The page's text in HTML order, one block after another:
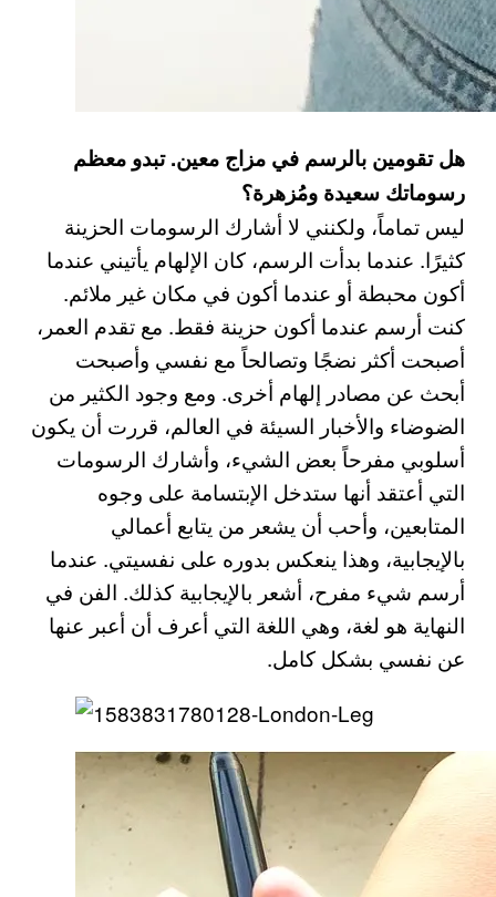
هل تقومين بالرسم في مزاج معين. تبدو معظم
رسوماتك سعيدة ومُزهرة؟
ليس تماماً، ولكنني لا أشارك الرسومات الحزينة
كثيرًا. عندما بدأت الرسم، كان الإلهام يأتيني عندما
أكون محبطة أو عندما أكون في مكان غير ملائم.
كنت أرسم عندما أكون حزينة فقط. مع تقدم العمر،
أصبحت أكثر نضجًا وتصالحاً مع نفسي وأصبحت
أبحث عن مصادر إلهام أخرى. ومع وجود الكثير من
الضوضاء والأخبار السيئة في العالم، قررت أن يكون
أسلوبي مفرحاً بعض الشيء، وأشارك الرسومات
التي أعتقد أنها ستدخل الإبتسامة على وجوه
المتابعين، وأحب أن يشعر من يتابع أعمالي
بالإيجابية، وهذا ينعكس بدوره على نفسيتي. عندما
أرسم شيء مفرح، أشعر بالإيجابية كذلك. الفن في
النهاية هو لغة، وهي اللغة التي أعرف أن أعبر عنها
عن نفسي بشكل كامل.